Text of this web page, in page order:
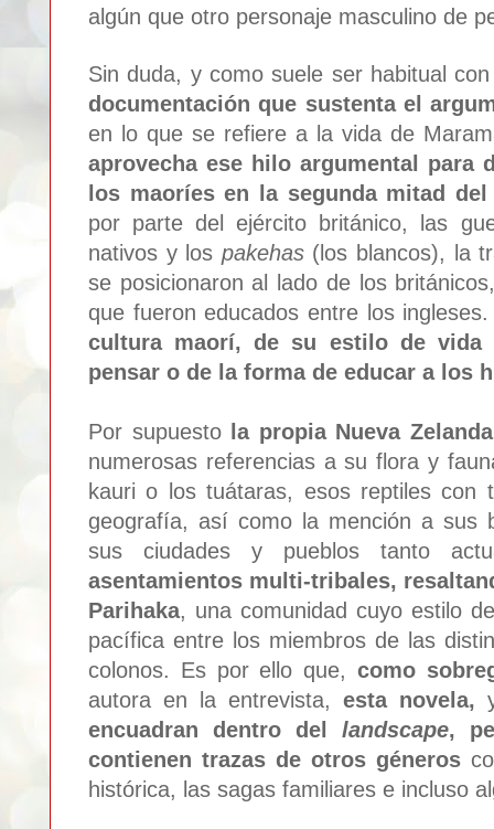
algún que otro personaje masculino de
Sin duda, y como suele ser habitual
documentación que sustentael
en lo que se refiere a la vida de
aprovecha ese hilo argumental para
los maoríes en la segunda mitad
por parte del ejército británico,
las
nativos y los pakehas(los blancos), la
se posicionaron al lado de los
que fueron educados entre los
cultura maorí, de su estilo de
pensar o de la forma de educar a los
Por supuesto la propia Nueva
numerosas referencias a su flora y
kauri o los tuátaras, esos reptiles con
geografía, así como la mención a sus
sus ciudades y pueblos tanto
asentamientos multi-tribales,
Parihaka, una comunidad cuyo estilo
pacífica entre los miembros de las
colonos. Es por ello que,como
autora en la entrevista, esta novela,
encuadran dentro del landscape,
contienen trazas de otros géneros
histórica, las sagas familiares e incluso